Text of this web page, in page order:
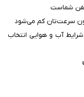
شماست
سرعت‌تان کم می‌شود
آب و هوایی انتخاب